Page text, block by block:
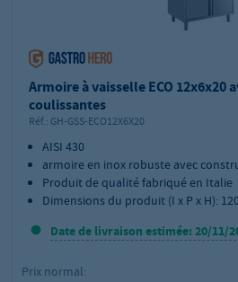
Armoire à vaisselle ECO 12x6x20
coulissantes
Réf.: GH-GSS-ECO12X6X20
AISI 430
armoire en inox robuste avec
Produit de qualité fabriqué en Italie
Dimensions du produit (I x P x H):
Date de livraison estimée: 20/11/
Prix normal: